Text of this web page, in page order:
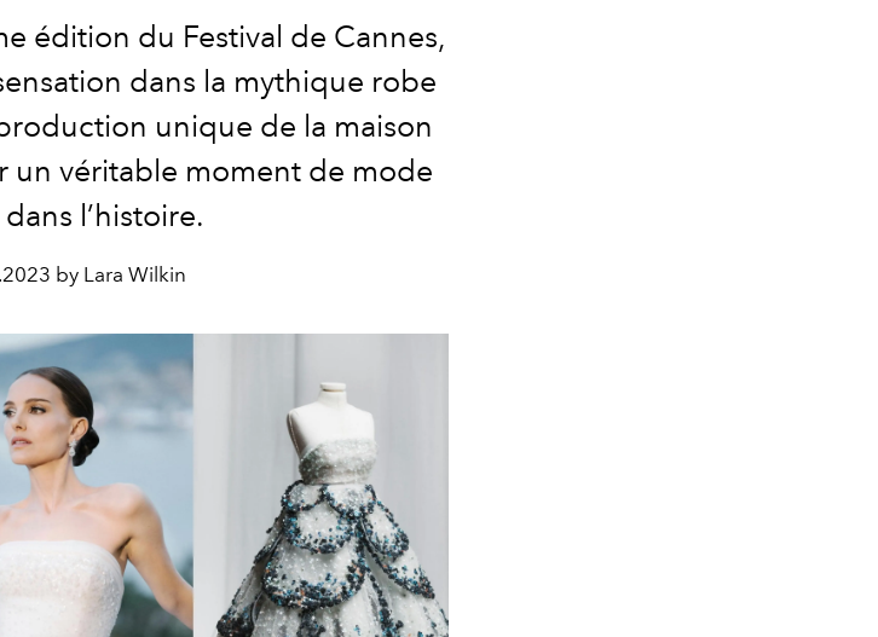
édition du Festival de Cannes,
dans la mythique robe
unique de la maison
un véritable moment de mode
l’histoire.
by Lara Wilkin